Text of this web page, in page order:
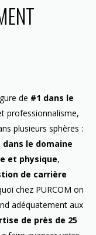
de #1 dans le
professionnalisme,
plusieurs sphères :
le domaine
et physique,
de carrière
chez PURCOM on
adéquatement aux
de près de 25